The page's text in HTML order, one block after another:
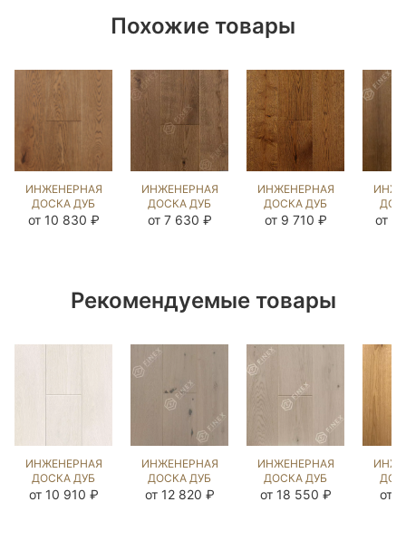
Похожие товары
ИНЖЕНЕРНАЯ
ДОСКА ДУБ
РОДШЕР NEW
от 10 830 ₽
ИНЖЕНЕРНАЯ
ДОСКА ДУБ
РИДС
от 7 630 ₽
ИНЖЕНЕРНАЯ
ДОСКА ДУБ
18 ВЕК
от 9 710 ₽ от
Рекомендуемые товары
ИНЖЕНЕРНАЯ
ДОСКА ДУБ
ИРБИС
от 10 910 ₽
ИНЖЕНЕРНАЯ
ДОСКА ДУБ
ИЛЬБЕРС
от 12 820 ₽
ИНЖЕНЕРНАЯ
ДОСКА ДУБ
ГРЭМ
от 18 550 ₽ от